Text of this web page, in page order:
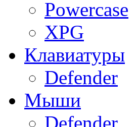
Powercase
XPG
Клавиатуры
Defender
Мыши